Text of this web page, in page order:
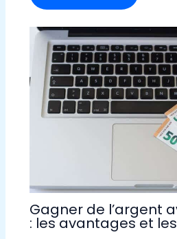
Gagner de l’argent
: les avantages et